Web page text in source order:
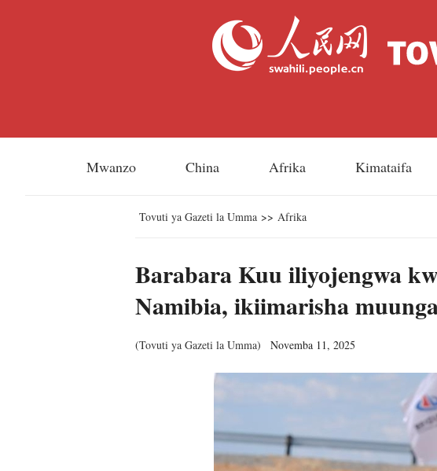
Mwanzo China Afrika Kimataifa
Tovuti ya Gazeti la Umma >> Afrika
Barabara Kuu iliyojengwa
Namibia, ikiimarisha
(Tovuti ya Gazeti la Umma) Novemba 11, 2025